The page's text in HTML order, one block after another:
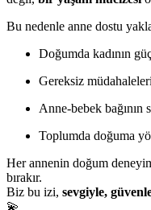
Bu nedenle anne dostu
Doğumda kadının
Gereksiz
Anne-bebek bağının
Toplumda doğuma
Her annenin doğum
bırakır.
Biz bu izi, sevgiyle,
💫